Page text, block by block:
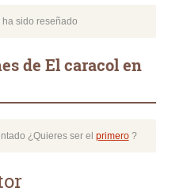
sido reseñado
de El caracol en
¿Quieres ser el primero?